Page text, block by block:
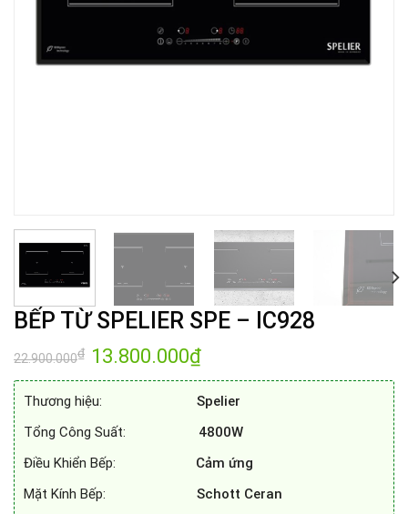
BẾP TỪ SPELIER SPE – IC928
22.900.000₫ Giá
gốc
là:
13.800.000₫Giá
tại
13.800.000₫.
Thương hiệu: Spelier
Tổng Công Suất:
4800W
Điều Khiển Bếp: Cảm ứng
Mặt Kính Bếp: Schott Ceran